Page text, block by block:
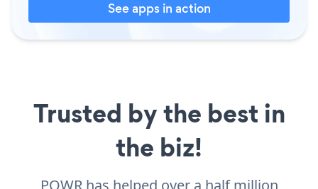
See apps in action
Trusted by the best in
the biz!
POWR has helped over a half million